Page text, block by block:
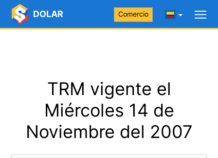
DOLAR Comercio
TRM vigente el
Miércoles 14 de
Noviembre del 2007